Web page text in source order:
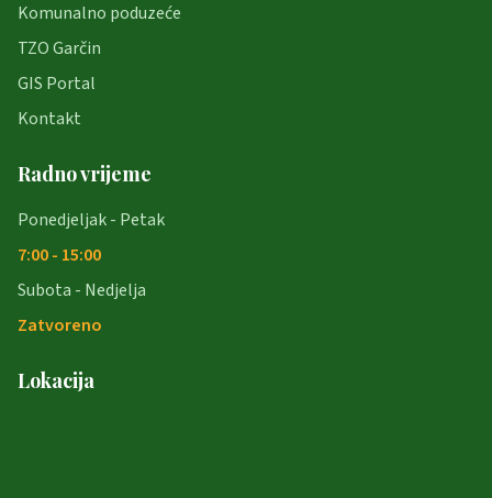
Komunalno poduzeće
TZO Garčin
GIS Portal
Kontakt
Radno vrijeme
Ponedjeljak - Petak
7:00 - 15:00
Subota - Nedjelja
Zatvoreno
Lokacija